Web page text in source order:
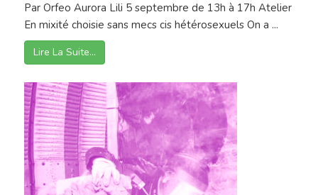
Par Orfeo Aurora Lili 5 septembre de 13h à 17h Atelier
En mixité choisie sans mecs cis hétérosexuels On a ...
Lire La Suite…